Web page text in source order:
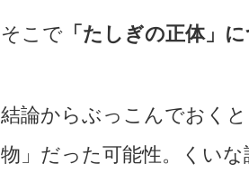
そこで 「たしぎの正体」
結論からぶっこんでおく
物」だった可能性。くい